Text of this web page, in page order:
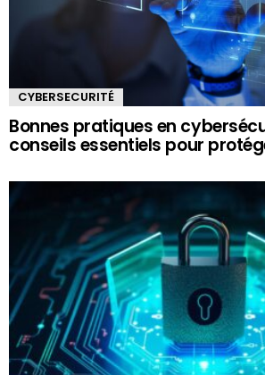
CYBERSECURITÉ
Bonnes pratiques en
conseils essentiels pour